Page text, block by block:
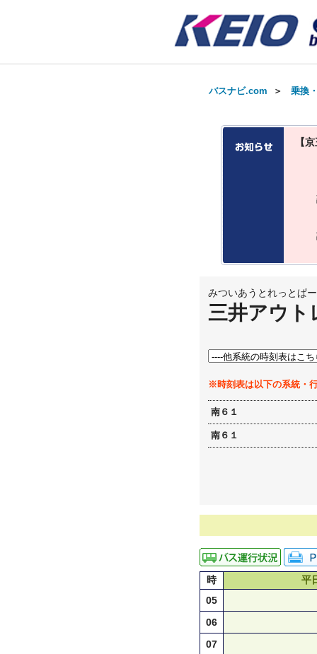
バスナビ.com ＞ 乗換
【
みついあうとれっとぱ
三井アウト
※時刻表は以下の系統・
南６１
南６１
時
平
05
06
07